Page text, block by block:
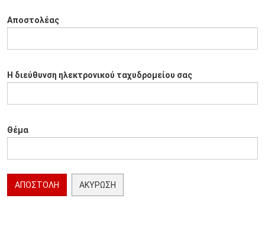
Αποστολέας
Η διεύθυνση ηλεκτρονικού ταχυδρομείου σας
Θέμα
ΑΠΟΣΤΟΛΉ ΑΚΎΡΩΣΗ